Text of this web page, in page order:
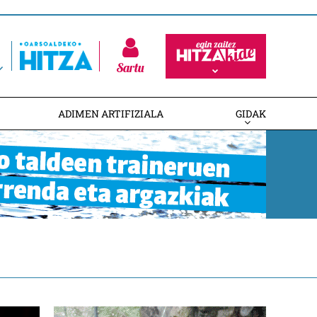
Sartu
ADIMEN ARTIFIZIALA GIDAK